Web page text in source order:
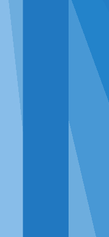
动绘制标有差异显著性
析将自动绘制热力图、
曲线，这些统计图均可
全满足各类期刊的绘图要